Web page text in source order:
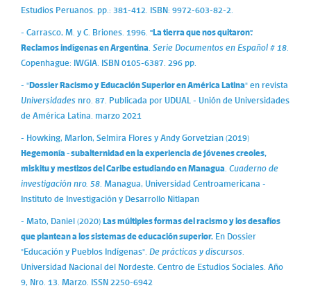
Estudios Peruanos. pp.: 381-412. ISBN: 9972-603-82-2.
- Carrasco, M. y C. Briones. 1996. "La tierra que nos quitaron".
Reclamos indígenas en Argentina Serie Documentos en Español # 18
Copenhague: IWGIA. ISBN 0105-6387. 296 pp.
- "Dossier Racismo y Educación Superior en América Latina" en revista
Universidades nro. 87. Publicada por UDUAL - Unión de Universidades
de América Latina. marzo 2021
- Howking, Marlon, Selmira Flores y Andy Gorvetzian (2019)
Hegemonía - subalternidad en la experiencia de jóvenes creoles,
miskitu y mestizos del Caribe estudiando en Managua Cuaderno de
investigación nro. 58 . Managua, Universidad Centroamericana -
Instituto de Investigación y Desarrollo Nitlapan
- Mato, Daniel (2020) Las múltiples formas del racismo y los desafíos
que plantean a los sistemas de educación superior. En Dossier
"Educación y Pueblos Indígenas". De prácticas y discursos
Universidad Nacional del Nordeste. Centro de Estudios Sociales. Año
9, Nro. 13. Marzo. ISSN 2250-6942